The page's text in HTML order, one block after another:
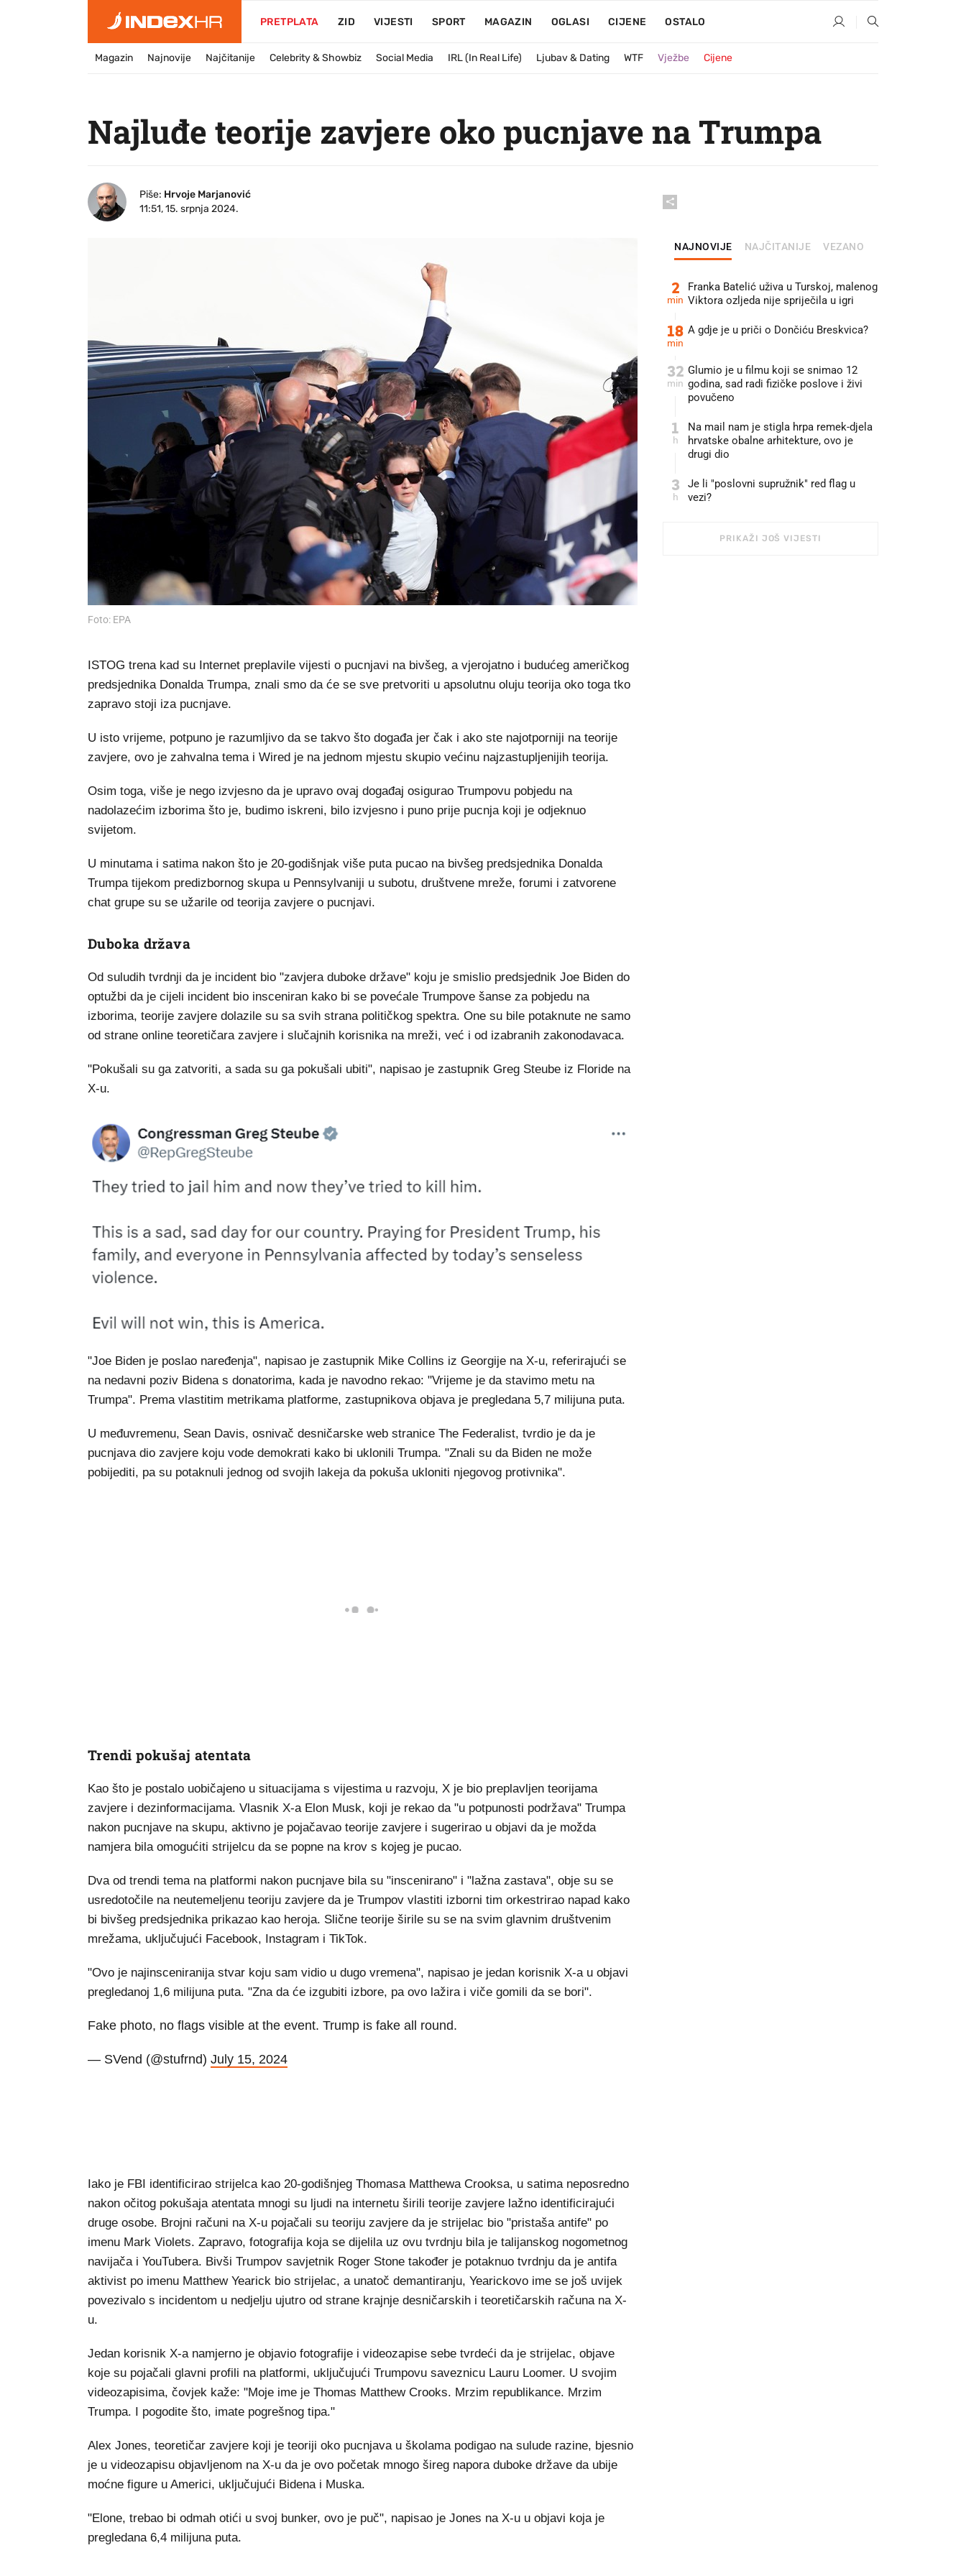
PRETPLATA ZID VIJESTI SPORT MAGAZIN OGLASI CIJENE OSTALO
Magazin Najnovije Najčitanije Celebrity & Showbiz Social Media IRL (In Real Life) Ljubav & Dating WTF Vježbe Cijene
Najluđe teorije zavjere oko pucnjave na Trumpa
Piše: Hrvoje Marjanović
11:51, 15. srpnja 2024.
Foto: EPA
ISTOG trena kad su Internet preplavile vijesti o pucnjavi na bivšeg, a vjerojatno i budućeg američkog
predsjednika Donalda Trumpa, znali smo da će se sve pretvoriti u apsolutnu oluju teorija oko toga tko
zapravo stoji iza pucnjave.
U isto vrijeme, potpuno je razumljivo da se takvo što događa jer čak i ako ste najotporniji na teorije
zavjere, ovo je zahvalna tema i Wired je na jednom mjestu skupio većinu najzastupljenijih teorija.
Osim toga, više je nego izvjesno da je upravo ovaj događaj osigurao Trumpovu pobjedu na
nadolazećim izborima što je, budimo iskreni, bilo izvjesno i puno prije pucnja koji je odjeknuo
svijetom.
U minutama i satima nakon što je 20-godišnjak više puta pucao na bivšeg predsjednika Donalda
Trumpa tijekom predizbornog skupa u Pennsylvaniji u subotu, društvene mreže, forumi i zatvorene
chat grupe su se užarile od teorija zavjere o pucnjavi.
Duboka država
Od suludih tvrdnji da je incident bio "zavjera duboke države" koju je smislio predsjednik Joe Biden do
optužbi da je cijeli incident bio insceniran kako bi se povećale Trumpove šanse za pobjedu na
izborima, teorije zavjere dolazile su sa svih strana političkog spektra. One su bile potaknute ne samo
od strane online teoretičara zavjere i slučajnih korisnika na mreži, već i od izabranih zakonodavaca.
"Pokušali su ga zatvoriti, a sada su ga pokušali ubiti", napisao je zastupnik Greg Steube iz Floride na
X-u.
"Joe Biden je poslao naređenja", napisao je zastupnik Mike Collins iz Georgije na X-u, referirajući se
na nedavni poziv Bidena s donatorima, kada je navodno rekao: "Vrijeme je da stavimo metu na
Trumpa". Prema vlastitim metrikama platforme, zastupnikova objava je pregledana 5,7 milijuna puta.
U međuvremenu, Sean Davis, osnivač desničarske web stranice The Federalist, tvrdio je da je
pucnjava dio zavjere koju vode demokrati kako bi uklonili Trumpa. "Znali su da Biden ne može
pobijediti, pa su potaknuli jednog od svojih lakeja da pokuša ukloniti njegovog protivnika".
Trendi pokušaj atentata
Kao što je postalo uobičajeno u situacijama s vijestima u razvoju, X je bio preplavljen teorijama
zavjere i dezinformacijama. Vlasnik X-a Elon Musk, koji je rekao da "u potpunosti podržava" Trumpa
nakon pucnjave na skupu, aktivno je pojačavao teorije zavjere i sugerirao u objavi da je možda
namjera bila omogućiti strijelcu da se popne na krov s kojeg je pucao.
Dva od trendi tema na platformi nakon pucnjave bila su "inscenirano" i "lažna zastava", obje su se
usredotočile na neutemeljenu teoriju zavjere da je Trumpov vlastiti izborni tim orkestrirao napad kako
bi bivšeg predsjednika prikazao kao heroja. Slične teorije širile su se na svim glavnim društvenim
mrežama, uključujući Facebook, Instagram i TikTok.
"Ovo je najinsceniranija stvar koju sam vidio u dugo vremena", napisao je jedan korisnik X-a u objavi
pregledanoj 1,6 milijuna puta. "Zna da će izgubiti izbore, pa ovo lažira i viče gomili da se bori".
Fake photo, no flags visible at the event. Trump is fake all round.
— SVend (@stufrnd) July 15, 2024
Iako je FBI identificirao strijelca kao 20-godišnjeg Thomasa Matthewa Crooksa, u satima neposredno
nakon očitog pokušaja atentata mnogi su ljudi na internetu širili teorije zavjere lažno identificirajući
druge osobe. Brojni računi na X-u pojačali su teoriju zavjere da je strijelac bio "pristaša antife" po
imenu Mark Violets. Zapravo, fotografija koja se dijelila uz ovu tvrdnju bila je talijanskog nogometnog
navijača i YouTubera. Bivši Trumpov savjetnik Roger Stone također je potaknuo tvrdnju da je antifa
aktivist po imenu Matthew Yearick bio strijelac, a unatoč demantiranju, Yearickovo ime se još uvijek
povezivalo s incidentom u nedjelju ujutro od strane krajnje desničarskih i teoretičarskih računa na X-
u.
Jedan korisnik X-a namjerno je objavio fotografije i videozapise sebe tvrdeći da je strijelac, objave
koje su pojačali glavni profili na platformi, uključujući Trumpovu saveznicu Lauru Loomer. U svojim
videozapisima, čovjek kaže: "Moje ime je Thomas Matthew Crooks. Mrzim republikance. Mrzim
Trumpa. I pogodite što, imate pogrešnog tipa."
Alex Jones, teoretičar zavjere koji je teoriji oko pucnjava u školama podigao na sulude razine, bjesnio
je u videozapisu objavljenom na X-u da je ovo početak mnogo šireg napora duboke države da ubije
moćne figure u Americi, uključujući Bidena i Muska.
"Elone, trebao bi odmah otići u svoj bunker, ovo je puč", napisao je Jones na X-u u objavi koja je
pregledana 6,4 milijuna puta.
NAJNOVIJE NAJČITANIJE VEZANO
2
min
Franka Batelić uživa u Turskoj, malenog
Viktora ozljeda nije spriječila u igri
18
min
A gdje je u priči o Dončiću Breskvica?
32
min
Glumio je u filmu koji se snimao 12
godina, sad radi fizičke poslove i živi
povučeno
1
h
Na mail nam je stigla hrpa remek-djela
hrvatske obalne arhitekture, ovo je
drugi dio
3
h
Je li "poslovni supružnik" red flag u
vezi?
PRIKAŽI JOŠ VIJESTI